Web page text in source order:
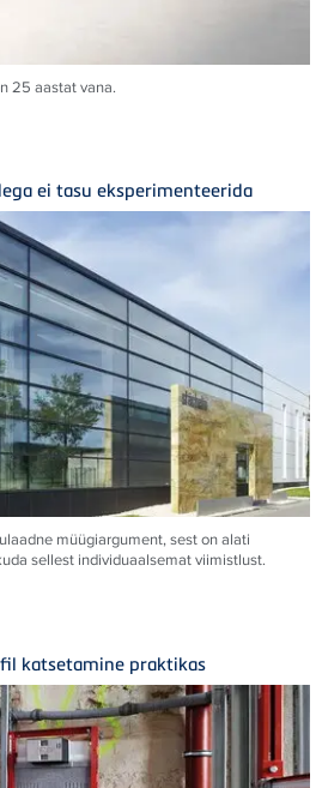
25 aastat vana.
ei tasu eksperimenteerida
müügiargument, sest on alati
sellest individuaalsemat viimistlust.
katsetamine praktikas